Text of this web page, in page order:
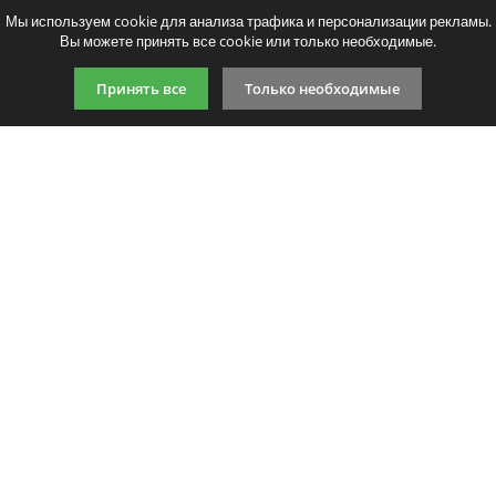
Мы используем cookie для анализа трафика и персонализации рекламы.
Вы можете принять все cookie или только необходимые.
Принять все Только необходимые